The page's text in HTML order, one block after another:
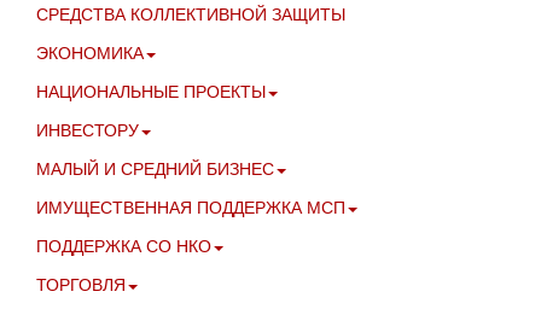
СРЕДСТВА КОЛЛЕКТИВНОЙ ЗАЩИТЫ
ЭКОНОМИКА
НАЦИОНАЛЬНЫЕ ПРОЕКТЫ
ИНВЕСТОРУ
МАЛЫЙ И СРЕДНИЙ БИЗНЕС
ИМУЩЕСТВЕННАЯ ПОДДЕРЖКА МСП
ПОДДЕРЖКА СО НКО
ТОРГОВЛЯ